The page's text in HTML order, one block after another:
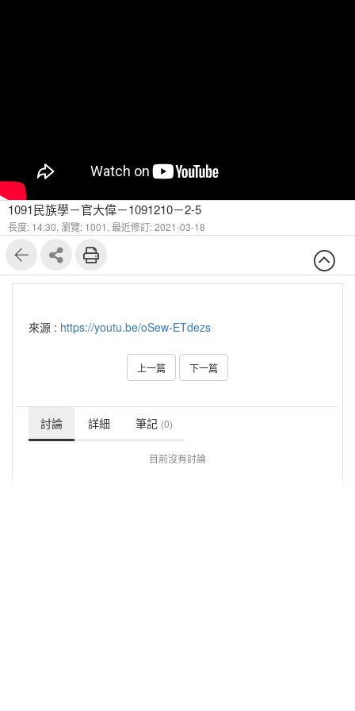
1091民族學－官大偉－1091210－2-5
長度: 14:30, 瀏覽: 1001, 最近修訂: 2021-03-18
來源 : https://youtu.be/oSew-ETdezs
上一篇 下一篇
討論 詳細 筆記 (0)
目前沒有討論